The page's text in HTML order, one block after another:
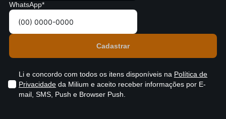
WhatsApp*
Li e concordo com todos os itens disponíveis na Política de
Privacidade da Milium e aceito receber informações por E-
mail, SMS, Push e Browser Push.